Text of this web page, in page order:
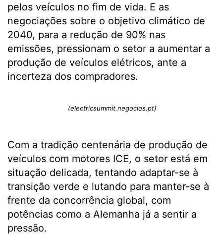
pelos veículos no fim de vida. E as
negociações sobre o objetivo climático de
2040, para a redução de 90% nas
emissões, pressionam o setor a aumentar a
produção de veículos elétricos, ante a
incerteza dos compradores.
(electricsummit.negocios.pt)
Com a tradição centenária de produção de
veículos com motores ICE, o setor está em
situação delicada, tentando adaptar-se à
transição verde e lutando para manter-se à
frente da concorrência global, com
potências como a Alemanha já a sentir a
pressão.